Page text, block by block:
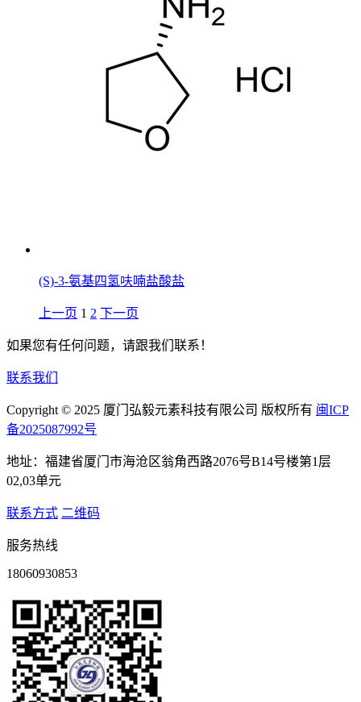
(S)-3-氨基四氢呋喃盐酸盐
上一页 1 2 下一页
如果您有任何问题，请跟我们联系！
联系我们
Copyright © 2025 厦门弘毅元素科技有限公司 版权所有 闽ICP
备2025087992号
地址：福建省厦门市海沧区翁角西路2076号B14号楼第1层
02,03单元
联系方式 二维码
服务热线
18060930853